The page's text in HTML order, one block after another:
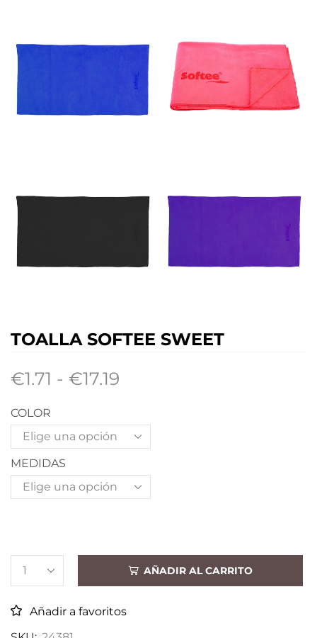
TOALLA SOFTEE SWEET
€1.71 - €17.19
COLOR
MEDIDAS
AÑADIR AL CARRITO
Añadir a favoritos